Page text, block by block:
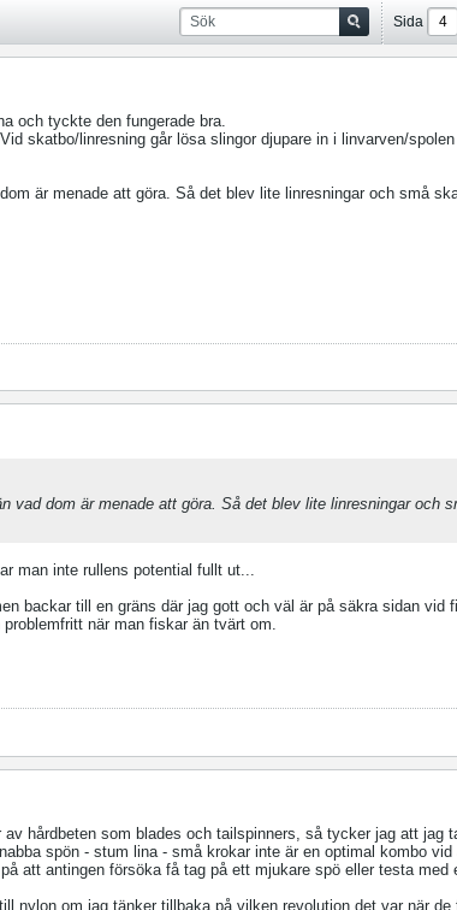
Sida
och tyckte den fungerade bra.
skatbo/linresning går lösa slingor djupare in i linvarven/
är menade att göra. Så det blev lite linresningar och små
vad dom är menade att göra. Så det blev lite linresningar och
man inte rullens potential fullt ut...
backar till en gräns där jag gott och väl är på säkra sidan vid
när man fiskar än tvärt om.
hårdbeten som blades och tailspinners, så tycker jag att jag
spön - stum lina - små krokar inte är en optimal kombo
att antingen försöka få tag på ett mjukare spö eller testa med
nylon om jag tänker tillbaka på vilken revolution det var när de